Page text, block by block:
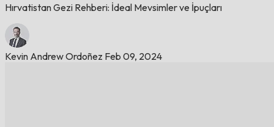
Hırvatistan Gezi Rehberi: İdeal Mevsimler ve İpuçları
Kevin Andrew Ordoñez Feb 09, 2024